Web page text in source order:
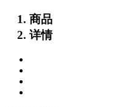
商品
详情